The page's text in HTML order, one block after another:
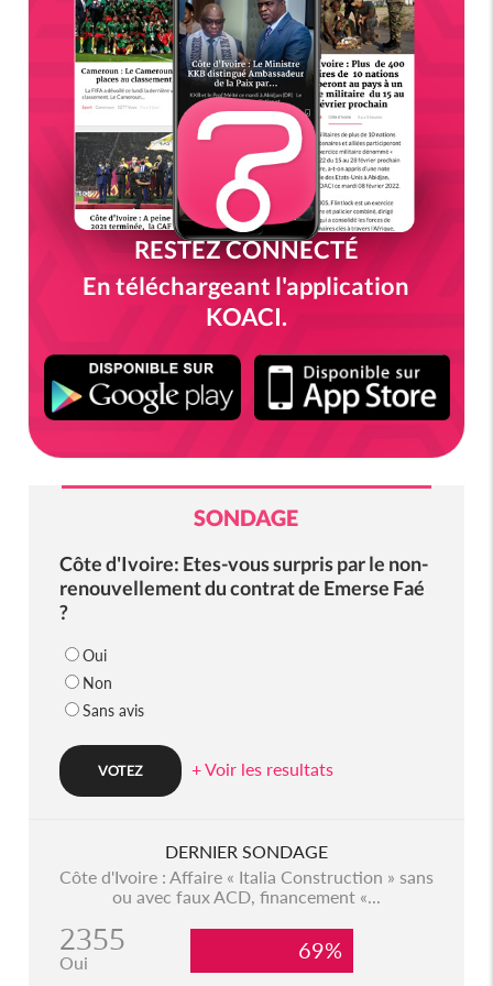
RESTEZ CONNECTÉ
En téléchargeant l'application
KOACI.
SONDAGE
Côte d'Ivoire: Etes-vous surpris par le non-
renouvellement du contrat de Emerse Faé
?
Oui
Non
Sans avis
+ Voir les resultats
DERNIER SONDAGE
Côte d'Ivoire : Affaire « Italia Construction » sans
ou avec faux ACD, financement «...
2355
Oui 69%